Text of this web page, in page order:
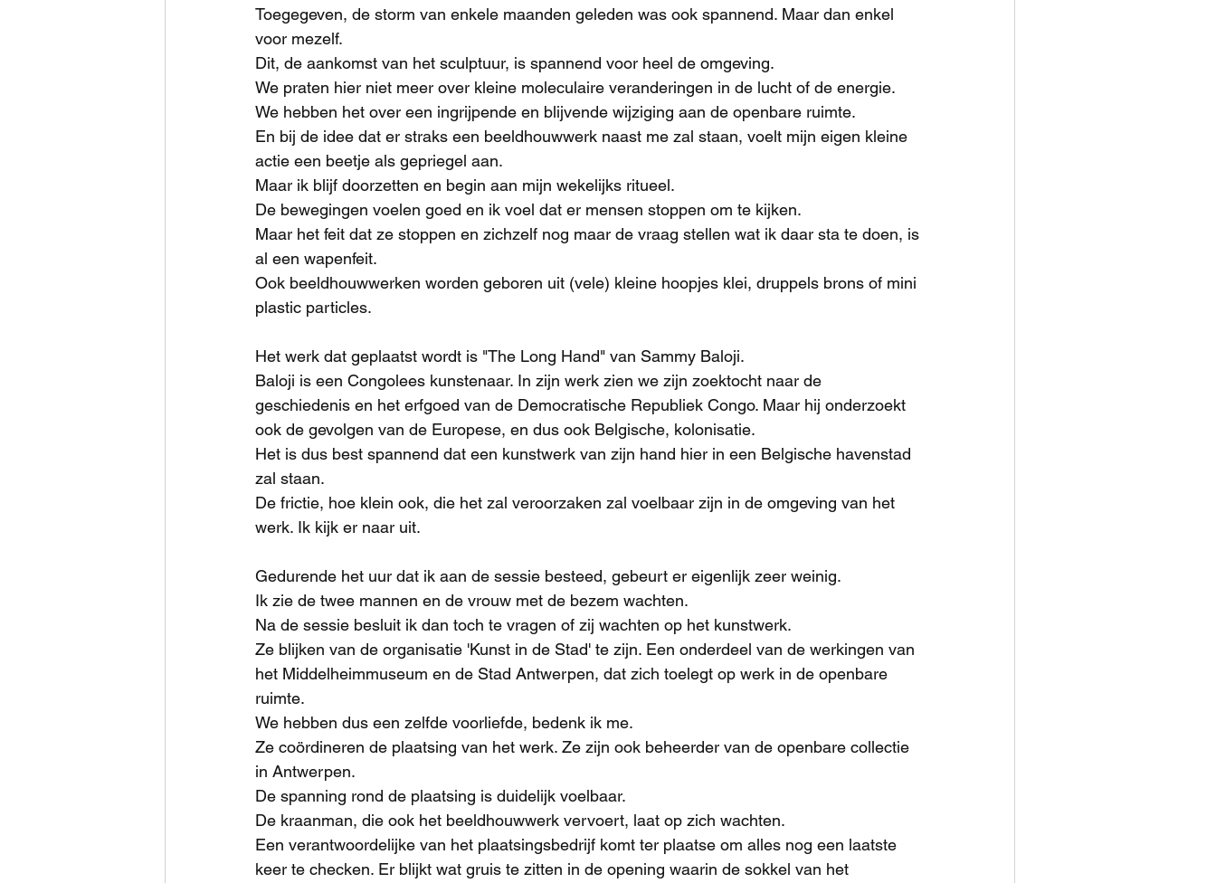
Toegegeven, de storm van enkele maanden geleden was ook spannend. Maar dan enkel
voor mezelf.
Dit, de aankomst van het sculptuur, is spannend voor heel de omgeving.
We praten hier niet meer over kleine moleculaire veranderingen in de lucht of de energie.
We hebben het over een ingrijpende en blijvende wijziging aan de openbare ruimte.
En bij de idee dat er straks een beeldhouwwerk naast me zal staan, voelt mijn eigen kleine
actie een beetje als gepriegel aan.
Maar ik blijf doorzetten en begin aan mijn wekelijks ritueel.
De bewegingen voelen goed en ik voel dat er mensen stoppen om te kijken.
Maar het feit dat ze stoppen en zichzelf nog maar de vraag stellen wat ik daar sta te doen, is
al een wapenfeit.
Ook beeldhouwwerken worden geboren uit (vele) kleine hoopjes klei, druppels brons of mini
plastic particles.
Het werk dat geplaatst wordt is "The Long Hand" van Sammy Baloji.
Baloji is een Congolees kunstenaar. In zijn werk zien we zijn zoektocht naar de
geschiedenis en het erfgoed van de Democratische Republiek Congo. Maar hij onderzoekt
ook de gevolgen van de Europese, en dus ook Belgische, kolonisatie.
Het is dus best spannend dat een kunstwerk van zijn hand hier in een Belgische havenstad
zal staan.
De frictie, hoe klein ook, die het zal veroorzaken zal voelbaar zijn in de omgeving van het
werk. Ik kijk er naar uit.
Gedurende het uur dat ik aan de sessie besteed, gebeurt er eigenlijk zeer weinig.
Ik zie de twee mannen en de vrouw met de bezem wachten.
Na de sessie besluit ik dan toch te vragen of zij wachten op het kunstwerk.
Ze blijken van de organisatie 'Kunst in de Stad' te zijn. Een onderdeel van de werkingen van
het Middelheimmuseum en de Stad Antwerpen, dat zich toelegt op werk in de openbare
ruimte.
We hebben dus een zelfde voorliefde, bedenk ik me.
Ze coördineren de plaatsing van het werk. Ze zijn ook beheerder van de openbare collectie
in Antwerpen.
De spanning rond de plaatsing is duidelijk voelbaar.
De kraanman, die ook het beeldhouwwerk vervoert, laat op zich wachten.
Een verantwoordelijke van het plaatsingsbedrijf komt ter plaatse om alles nog een laatste
keer te checken. Er blijkt wat gruis te zitten in de opening waarin de sokkel van het